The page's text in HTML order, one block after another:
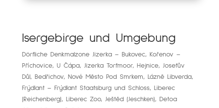
Isergebirge und Umgebung
Dörfliche Denkmalzone Jizerka – Bukovec, Kořenov –
Příchovice, U Čápa, Jizerka Torfmoor, Hejnice, Josefův
Důl, Bedřichov, Nové Město Pod Smrkem, Lázně Libverda,
Frýdlant – Frýdlant Staatsburg und Schloss, Liberec
(Reichenberg), Liberec Zoo, Ještěd (Jeschken), Detoa